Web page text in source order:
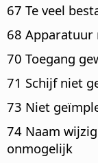
67 Te veel
68 Apparatuur
70 Toegang
71 Schijf niet
73 Niet
74 Naam
onmogelijk